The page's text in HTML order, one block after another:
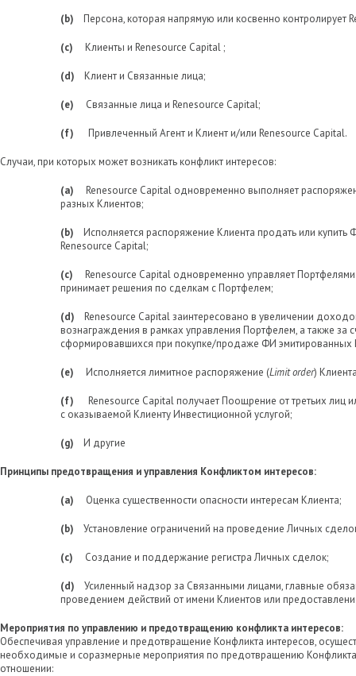
(b) Персона, которая напрямую или косвенно контролирует
(c) Клиенты и Renesource Capital ;
(d) Клиент и Связанные лица;
(e) Связанные лица и Renesource Capital;
(f) Привлеченный Агент и Клиент и/или Renesource Capital.
Случаи, при которых может возникать конфликт интересов:
(a)
Renesource Capital одновременно выполняет
разных Клиентов;
(b)
Исполняется распоряжение Клиента продать или купить
Renesource Capital;
(c)
Renesource Capital одновременно управляет
принимает решения по сделкам с Портфелем;
(d)
Renesource Capital заинтересовано в увеличении
вознаграждения в рамках управления Портфелем, а также за
сформировавшихся при покупке/продаже ФИ эмитированных
(e) Исполняется лимитное распоряжение (Limitorder)
(f)
Renesource Capital получает Поощрение от третьих лиц
с оказываемой Клиенту Инвестиционной услугой;
(g) И другие
Принципы предотвращения и управления Конфликтом интересов:
(a) Оценка существенности опасности интересам Клиента;
(b) Установление ограничений на проведение Личных
(c) Создание и поддержание регистра Личных сделок;
(d)
Усиленный надзор за Связанными лицами, главные
проведением действий от имени Клиентов или
Мероприятия по управлению и предотвращению конфликта интересов:
Обеспечивая управление и предотвращение Конфликта интересов,
необходимые и соразмерные мероприятия по предотвращению
отношении: